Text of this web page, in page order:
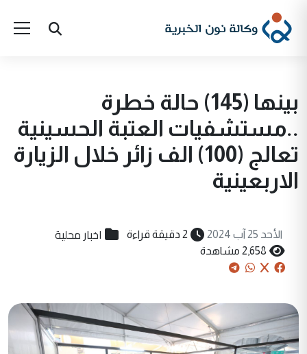
بينها (145) حالة خطرة
..مستشفيات العتبة الحسينية
تعالج (100) الف زائر خلال الزيارة
الاربعينية
الأحد 25 آب 2024 2 دقيقة قراءة اخبار محلية
2,658 مشاهدة